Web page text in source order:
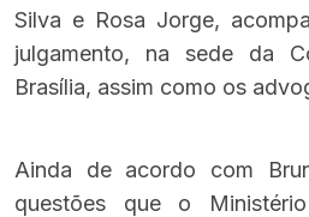
Silva e Rosa Jorge,
julgamento, na sede da
Brasília, assim como os
Ainda de acordo com
questões que o